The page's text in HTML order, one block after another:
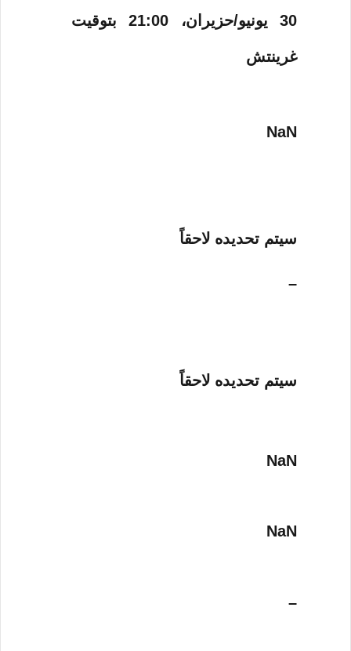
30 يونيو/حزيران، 21:00 بتوقيت
غرينتش
NaN
سيتم تحديده لاحقاً
–
سيتم تحديده لاحقاً
NaN
NaN
–